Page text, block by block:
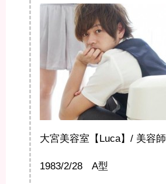
大宮美容室【Luca】/ 美容師
1983/2/28 A型